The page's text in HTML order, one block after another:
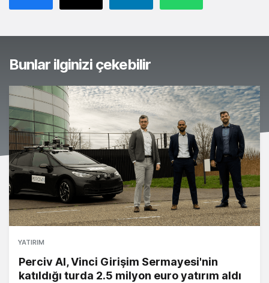
Bunlar ilginizi çekebilir
YATIRIM
Perciv AI, Vinci Girişim Sermayesi'nin
katıldığı turda 2.5 milyon euro yatırım aldı